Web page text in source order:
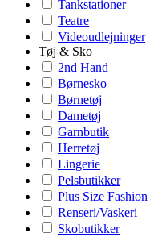
Tankstationer
Teatre
Videoudlejninger
Tøj & Sko
2nd Hand
Børnesko
Børnetøj
Dametøj
Garnbutik
Herretøj
Lingerie
Pelsbutikker
Plus Size Fashion
Renseri/Vaskeri
Skobutikker